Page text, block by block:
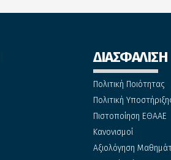
Πολιτική Ποιότητας
Πολιτική
Πιστοποίηση ΕΘΑΑΕ
Κανονισμοί
Αξιολόγηση